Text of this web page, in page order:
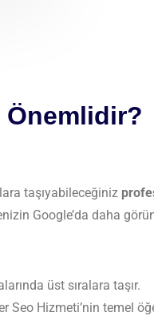
Önemlidir?
taşıyabileceğiniz
Google’da daha
üst sıralara taşır.
Seo Hizmeti’nin temel